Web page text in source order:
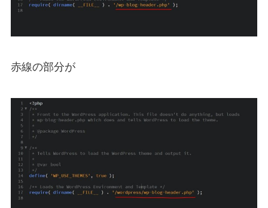
赤線の部分が